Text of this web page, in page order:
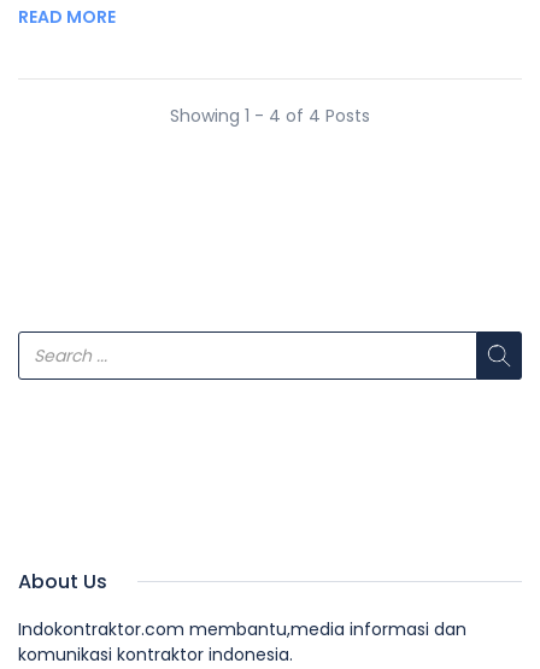
READ MORE
Showing 1 - 4 of 4 Posts
About Us
Indokontraktor.com membantu,media informasi dan
komunikasi kontraktor indonesia.